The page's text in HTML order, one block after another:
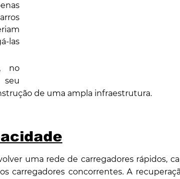
las
no
de uma ampla infraestrutura.
uma rede de carregadores rápidos,
carregadores concorrentes. A